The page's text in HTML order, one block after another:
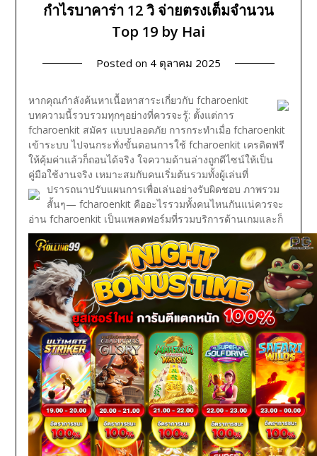
กำไรบาคาร่า 12 วิ จ่ายตรงเต็มจำนวน
Top 19 by Hai
Posted on 4 ตุลาคม 2025
หากคุณกำลังค้นหาเนื้อหาสาระเกี่ยวกับ fcharoenkit
บทความนี้รวบรวมทุกๆอย่างที่ควรจะรู้: ตั้งแต่การ
fcharoenkit สมัคร แบบปลอดภัย การกระทำเมื่อ fcharoenkit
เข้าระบบ ไปจนกระทั่งขั้นตอนการใช้ fcharoenkit เครดิตฟรี
ให้คุ้มค่าแล้วก็ถอนได้จริง ใจความด้านล่างถูกดีไซน์ให้เป็น
คู่มือใช้งานจริง เหมาะสมกับคนเริ่มต้นรวมทั้งผู้เล่นที่
ปรารถนาปรับแผนการเพื่อเล่นอย่างรับผิดชอบ ภาพรวม
สั้นๆ— fcharoenkit คืออะไรรวมทั้งคนไหนกันแน่ควรจะ
อ่าน fcharoenkit เป็นแพลตฟอร์มที่รวมบริการด้านเกมและก็